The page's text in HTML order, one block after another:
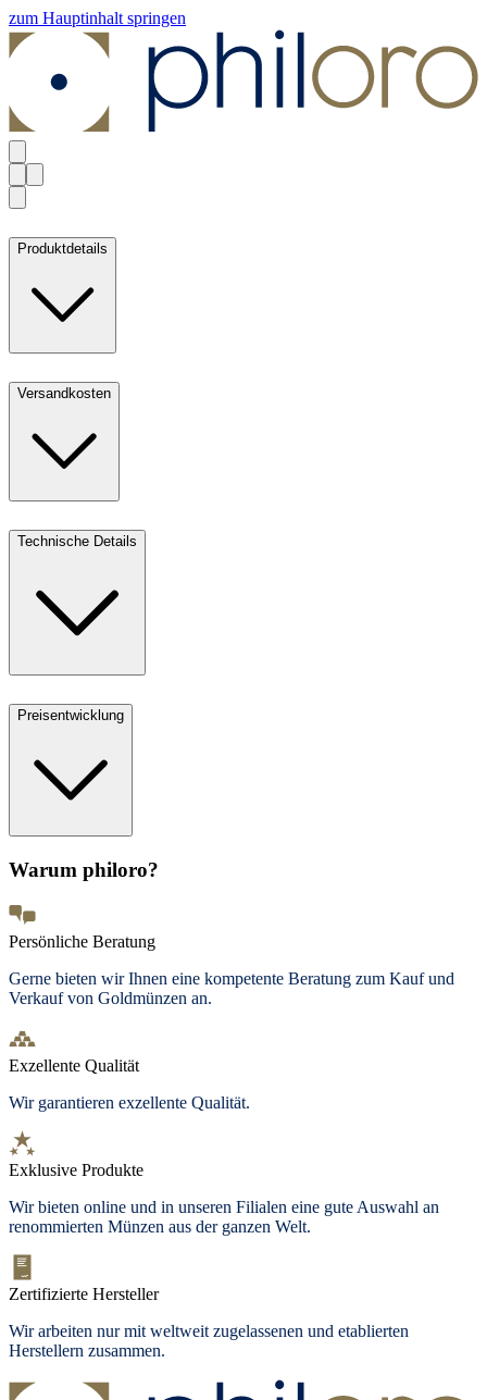
zum Hauptinhalt springen
Produktdetails
Versandkosten
Technische Details
Preisentwicklung
Warum philoro?
Persönliche Beratung
Gerne bieten wir Ihnen eine kompetente Beratung zum Kauf und
Verkauf von Goldmünzen an.
Exzellente Qualität
Wir garantieren exzellente Qualität.
Exklusive Produkte
Wir bieten online und in unseren Filialen eine gute Auswahl an
renommierten Münzen aus der ganzen Welt.
Zertifizierte Hersteller
Wir arbeiten nur mit weltweit zugelassenen und etablierten
Herstellern zusammen.